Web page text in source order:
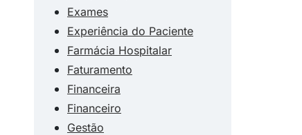
Exames
Experiência do Paciente
Farmácia Hospitalar
Faturamento
Financeira
Financeiro
Gestão